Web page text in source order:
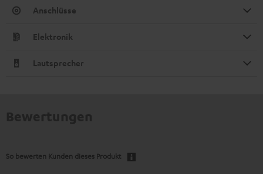
Anschlüsse
Elektronik
Lautsprecher
So bewerten Kunden dieses Produkt